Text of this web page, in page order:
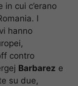
cui c’erano
I
hanno
contro
Barbarez e
su due,